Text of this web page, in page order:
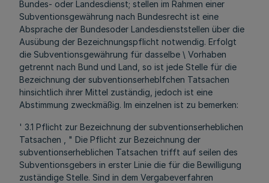
Bundes- oder Landesdienst; stellen im Rahmen einer
Subventionsgewährung nach Bundesrecht ist eine
Absprache der Bundesoder Landesdienststellen über die
Ausübung der Bezeichnungspflicht notwendig. Erfolgt
die Subventionsgewährung für dasselbe \ Vorhaben
getrennt nach Bund und Land, so ist jede Stelle für die
Bezeichnung der subventionserheblfchen Tatsachen
hinsichtlich ihrer Mittel zuständig, jedoch ist eine
Abstimmung zweckmäßig. Im einzelnen ist zu bemerken:
' 3.1 Pflicht zur Bezeichnung der subventionserheblichen
Tatsachen , " Die Pflicht zur Bezeichnung der
subventionserheblichen Tatsachen trifft auf seilen des
Subventionsgebers in erster Linie die für die Bewilligung
zuständige Stelle. Sind in dem Vergabeverfahren